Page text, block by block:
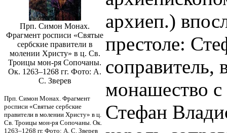
Прп. Симон Монах.
Фрагмент росписи «Святые
сербские правители в
молении Христу» в ц. Св.
Троицы мон-ря Сопочаны.
Ок. 1263–1268 гг. Фото: А.
С. Зверев
Прп. Симон Монах. Фрагмент
росписи «Святые сербские
правители в молении Христу» в ц.
Св. Троицы мон-ря Сопочаны. Ок.
1263–1268 гг. Фото: А. С. Зверев
архиеп.)
престоле:
соправитель,
монашество
Стефан